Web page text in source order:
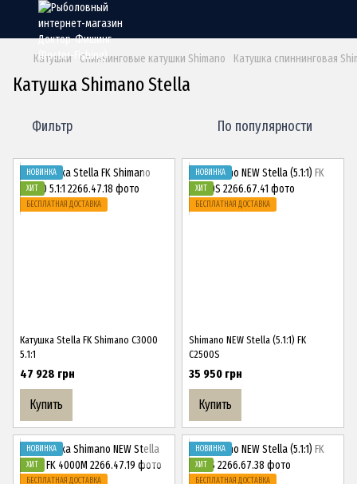
Катушки Спиннинговые катушки Shimano Катушка спиннинговая
Катушка Shimano Stella
Фильтр По популярности
НОВИНКА
ХИТ
БЕСПЛАТНАЯ ДОСТАВКА
Катушка Stella FK Shimano C3000
5.1:1
47 928 грн
Купить
НОВИНКА
ХИТ
БЕСПЛАТНАЯ ДОСТАВКА
Shimano NEW Stella (5.1:1) FK
C2500S
35 950 грн
Купить
НОВИНКА
ХИТ
БЕСПЛАТНАЯ ДОСТАВКА
НОВИНКА
ХИТ
БЕСПЛАТНАЯ ДОСТАВКА